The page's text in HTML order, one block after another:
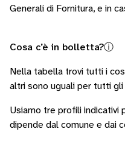
Generali di Fornitura, e in
Cosa c’è in bolletta?ⓘ
Nella tabella trovi tutti i
altri sono uguali per tutti
Usiamo tre profili indicativi
dipende dal comune e dai